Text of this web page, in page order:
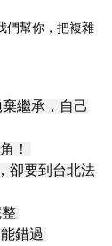
們幫你，把複雜
繼承，自己
！
卻要到台北法
錯過